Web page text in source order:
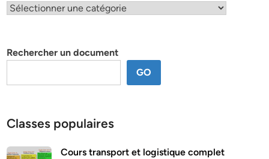
Classification
Rechercher un document
GO
Classes populaires
Cours transport et logistique complet